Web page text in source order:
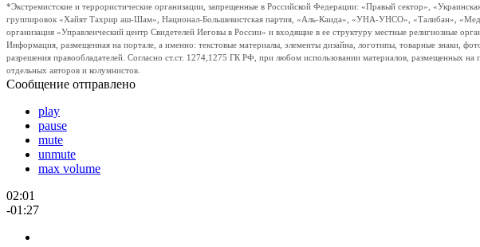
*Экстремистские и террористические организации, запрещенные в Российской Федерации: «Правый сектор»,
группировок «Хайят Тахрир аш-Шам», Национал-Большевистская партия, «Аль-Каида», «УНА-УНСО», «Талибан»,
организация «Управленческий центр Свидетелей Иеговы в России» и входящие в ее структуру местные религиозные
Информация, размещенная на портале, а именно: текстовые материалы, элементы дизайна, логотипы, товарные знаки,
разрешения правообладателей. Согласно ст.ст. 1274,1275 ГК РФ, при любом использовании материалов, размещенных
отдельных авторов и колумнистов.
Сообщение отправлено
play
pause
mute
unmute
max volume
02:01
-01:27